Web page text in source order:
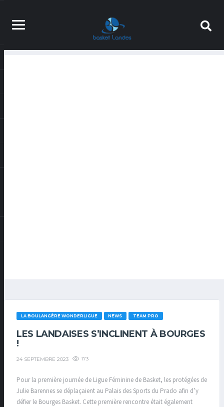
LA BOULANGÈRE WONDERLIGUE NEWS TEAM PRO
LES LANDAISES S’INCLINENT À BOURGES
!
24 SEPTEMBRE 2023 173
Pour la première journée de Ligue Féminine de Basket, les protégées de
Julie Barennes se déplaçaient au Palais des Sports du Prado afin d’y
défier le Bourges Basket. Cette première rencontre était également